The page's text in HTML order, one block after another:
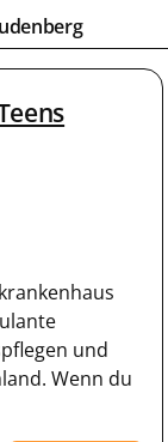
und
Wenn du